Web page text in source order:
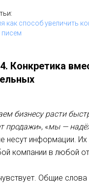
как способ увеличить
писем
Конкретика
бизнесу расти
продажи», «мы —
несут информации.
компании в любой
Общие